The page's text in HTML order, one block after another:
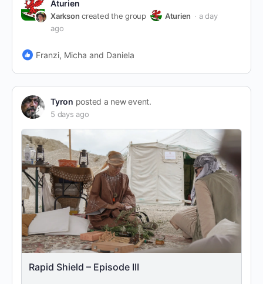
Aturien
Xarkson created the group Aturien
a day
ago
Franzi, Micha and Daniela
Tyron posted a new event.
5 days ago
Rapid Shield – Episode III